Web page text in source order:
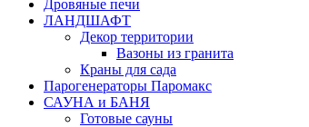
Дровяные печи
ЛАНДШАФТ
Декор территории
Вазоны из гранита
Краны для сада
Парогенераторы Паромакс
САУНА и БАНЯ
Готовые сауны